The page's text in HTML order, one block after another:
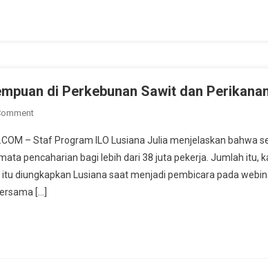
di Perkebunan Sawit dan
On
Pekerja
Perempuan
Di
Perkebunan
– Staf Program ILO Lusiana Julia menjelaskan bahwa
pencaharian bagi lebih dari 38 juta pekerja. Jumlah itu,
diungkapkan Lusiana saat menjadi pembicara pada
[…]